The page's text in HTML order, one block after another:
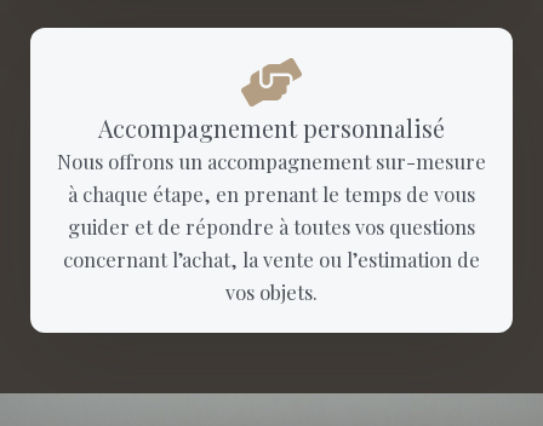
Accompagnement personnalisé
Nous offrons un accompagnement sur-mesure
à chaque étape, en prenant le temps de vous
guider et de répondre à toutes vos questions
concernant l’achat, la vente ou l’estimation de
vos objets.